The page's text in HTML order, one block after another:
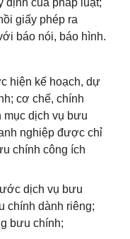
định của pháp luật;
giấy phép ra
báo nói, báo hình.
hiện kế hoạch, dự
cơ chế, chính
mục dịch vụ bưu
nghiệp được chỉ
chính công ích
dịch vụ bưu
chính dành riêng;
bưu chính;